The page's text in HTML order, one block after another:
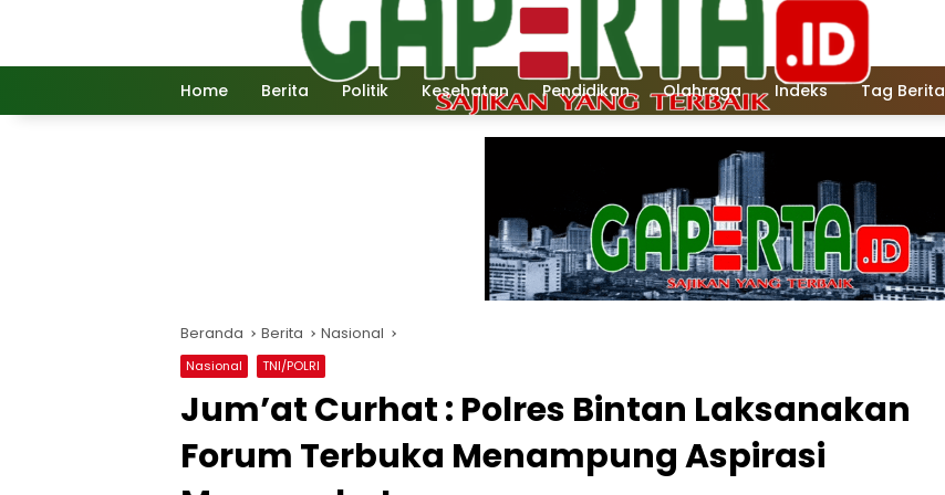
Home Berita Politik Kesehatan Pendidikan Olahraga Indeks Tag Berita
Beranda Berita Nasional
Nasional TNI/POLRI
Jum’at Curhat : Polres Bintan Laksanakan
Forum Terbuka Menampung Aspirasi